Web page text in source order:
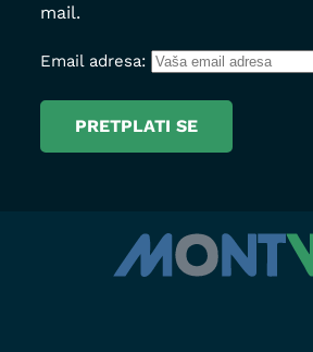
mail.
Email adresa: